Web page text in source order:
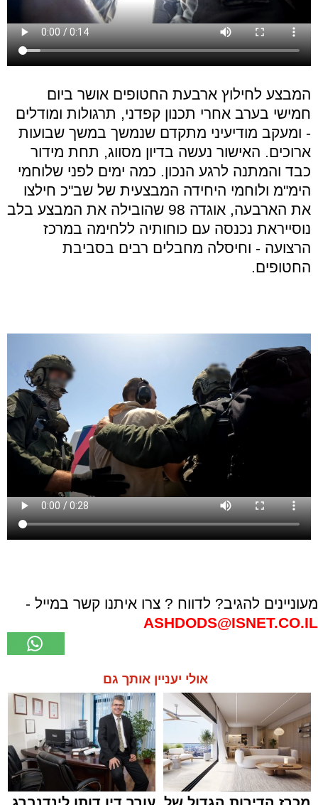
המבצע לחילוץ ארבעת החטופים אושר ביום
חמישי בערב אחרי תכנון קפדני, תרגולות ומודלים
- ומעקב מודיעיני מתקדם שנמשך במשך שבועות
ארוכים. האישור נעשה בדיון מסווג, תחת מידור
כבד והמתנה לרגע הנכון. כמה ימים לפני שלוחמי
הימ"מ ולוחמי היחידה המבצעית של שב"כ חילצו
את הארבעה, אוגדה 98 שהובילה את המבצע בלב
נוסייראת נכנסה עם כוחותיה ללחימה במרכז
הרצועה - וחיסלה מחבלים רבים בסביבת
החטופים.
מעוניינים להגיב? לדווח ? צרו איתנו קשר במייל -
ASHDODS@ISNET.CO.IL
אולי יעניין אותך גם